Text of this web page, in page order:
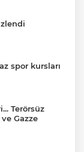
spor kursları
Terörsüz
Gazze